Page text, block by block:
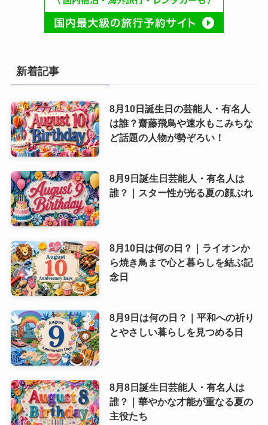
新着記事
8月10日誕生日の芸能人・有名人
は誰？齋藤飛鳥や速水もこみちな
ど話題の人物が勢ぞろい！
8月9日誕生日芸能人・有名人は
誰？｜スター性が光る夏の顔ぶれ
8月10日は何の日？｜ライオンか
ら焼き鳥まで心と暮らしを結ぶ記
念日
8月9日は何の日？｜平和への祈り
とやさしい暮らしを見つめる日
8月8日誕生日芸能人・有名人は
誰？｜華やかな才能が重なる夏の
主役たち